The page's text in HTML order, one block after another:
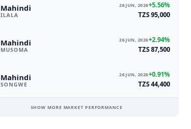
Mahindi
ILALA
26 JUN, 2026+5.56%
TZS 95,000
Mahindi
MUSOMA
26 JUN, 2026+2.94%
TZS 87,500
Mahindi
SONGWE
26 JUN, 2026+0.91%
TZS 44,400
SHOW MORE MARKET PERFORMANCE